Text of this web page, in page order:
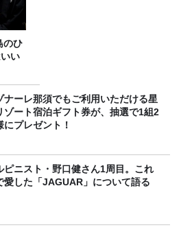
のひ
い
ナーレ那須でもご利用いただける星
ゾート宿泊ギフト券が、抽選で1組2
にプレゼント！
ピニスト・野口健さん1周目。これ
愛した「JAGUAR」について語る